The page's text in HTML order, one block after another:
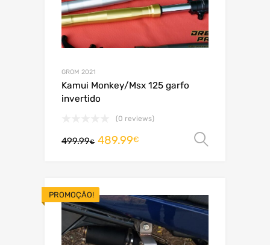
GROM 2021
Kamui Monkey/Msx 125 garfo
invertido
(0 reviews)
499.99€ 489.99€
PROMOÇÃO!